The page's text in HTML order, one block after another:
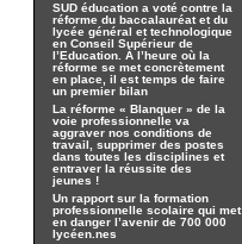
SUD éducation a voté contre la
réforme du baccalauréat et du
lycée général et technologique
en Conseil Supérieur de
l’Education. À l’heure où la
réforme se met concrètement
en place, il est temps de faire
un premier bilan
La réforme « Blanquer » de la
voie professionnelle va
aggraver nos conditions de
travail, supprimer des postes
dans toutes les disciplines et
entraver la réussite des
jeunes !
Un rapport sur la formation
professionnelle scolaire qui met
en danger l’avenir de 700 000
lycéen.nes